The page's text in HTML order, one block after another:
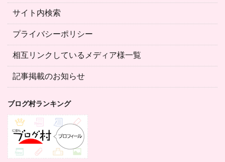
サイト内検索
プライバシーポリシー
相互リンクしているメディア様一覧
記事掲載のお知らせ
ブログ村ランキング